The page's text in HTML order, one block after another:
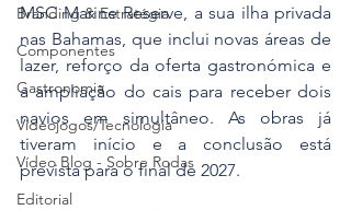
Branding & Estratégia
Componentes
Gastronomia
Videojogos/Tecnologia
Vídeo Blog - Sobre Rodas
Editorial
MSC Marine Reserve, a sua ilha privada
nas Bahamas, que inclui novas áreas de
lazer, reforço da oferta gastronómica e
a ampliação do cais para receber dois
navios em simultâneo. As obras já
tiveram início e a conclusão está
prevista para o final de 2027.